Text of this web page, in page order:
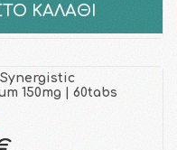
ΚΑΛΑΘΙ
150mg | 60tabs